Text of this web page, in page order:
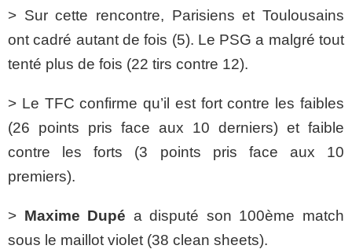
> Sur cette rencontre, Parisiens et Toulousains
ont cadré autant de fois (5). Le PSG a malgré tout
tenté plus de fois (22 tirs contre 12).
> Le TFC confirme qu’il est fort contre les faibles
(26 points pris face aux 10 derniers) et faible
contre les forts (3 points pris face aux 10
premiers).
> Maxime Dupé a disputé son 100ème match
sous le maillot violet (38 clean sheets).